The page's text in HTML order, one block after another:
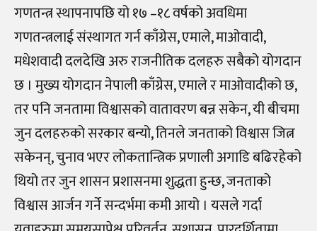
गणतन्त्र स्थापनापछि यो १७ –१८ वर्षको अवधिमा
गणतन्त्रलाई संस्थागत गर्न काँग्रेस, एमाले, माओवादी,
मधेशवादी दलदेखि अरु राजनीतिक दलहरु सबैको योगदान
छ । मुख्य योगदान नेपाली काँग्रेस, एमाले र माओवादीको छ,
तर पनि जनतामा विश्वासको वातावरण बन्न सकेन, यी बीचमा
जुन दलहरुको सरकार बन्यो, तिनले जनताको विश्वास जित्न
सकेनन्, चुनाव भएर लोकतान्त्रिक प्रणाली अगाडि बढिरहेको
थियो तर जुन शासन प्रशासनमा शुद्धता हुन्छ, जनताको
विश्वास आर्जन गर्ने सन्दर्भमा कमी आयो । यसले गर्दा